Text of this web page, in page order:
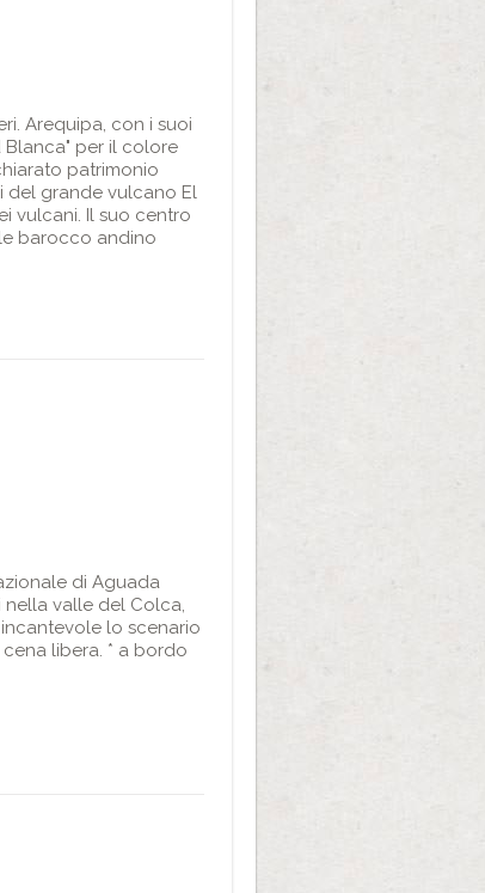
Arequipa, con i suoi
per il colore
patrimonio
del grande vulcano El
vulcani. Il suo centro
barocco andino
di Aguada
nella valle del Colca,
lo scenario
libera. * a bordo